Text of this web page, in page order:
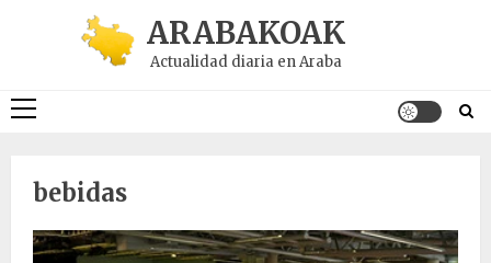
ARABAKOAK
Actualidad diaria en Araba
Menú
bebidas